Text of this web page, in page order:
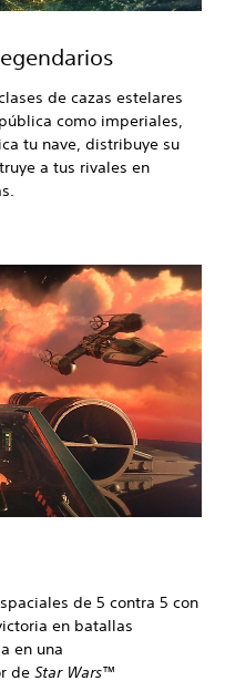
de cazas estelares
como imperiales,
tu nave, distribuye su
a tus rivales en
de 5 contra 5 con
en batallas
en una
de Star Wars™